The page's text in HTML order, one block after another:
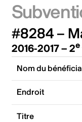
#8284 –
2016-2017 – 2e
Nom du
Endroit
Titre